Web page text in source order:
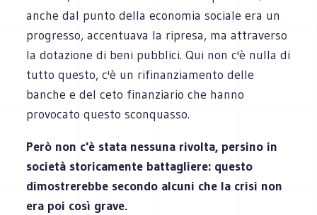
anche dal punto della economia sociale era un
progresso, accentuava la ripresa, ma attraverso
la dotazione di beni pubblici. Qui non c'è nulla di
tutto questo, c'è un rifinanziamento delle
banche e del ceto finanziario che hanno
provocato questo sconquasso.
Però non c'è stata nessuna rivolta, persino in
società storicamente battagliere: questo
dimostrerebbe secondo alcuni che la crisi non
era poi così grave.